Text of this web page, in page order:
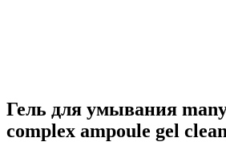
Гель для умывания
complex ampoule gel